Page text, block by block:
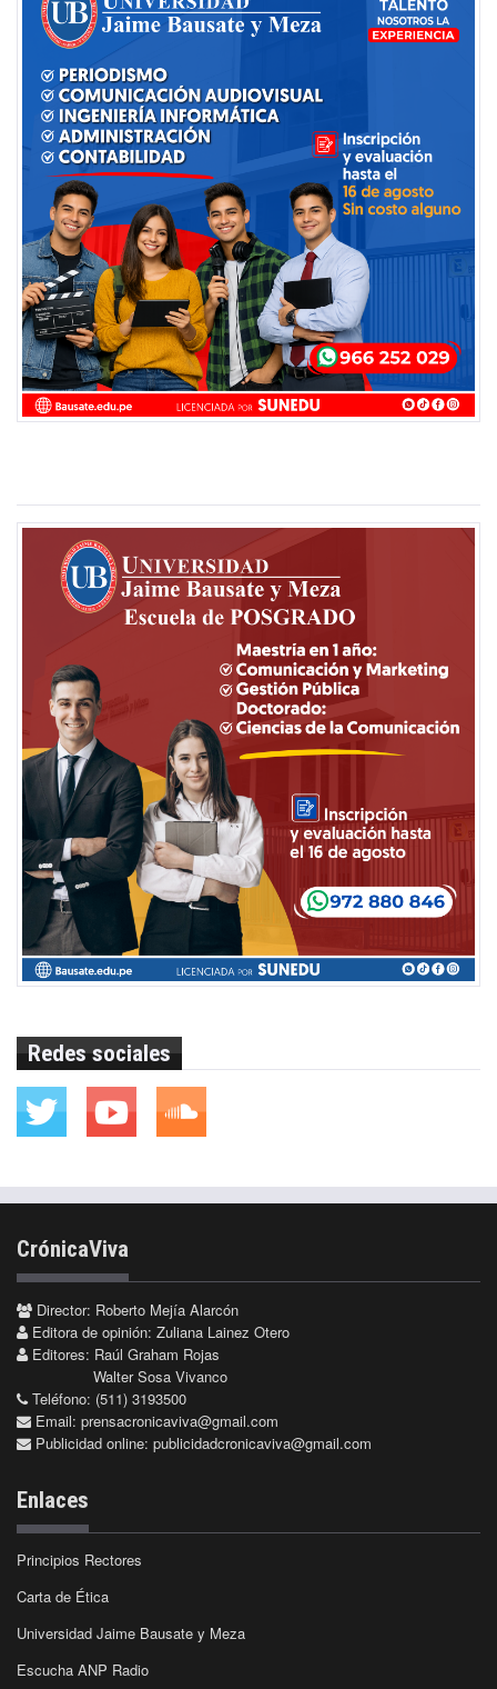
Redes sociales
CrónicaViva
Director: Roberto Mejía Alarcón
Editora de opinión: Zuliana Lainez Otero
Editores: Raúl Graham Rojas
Walter Sosa Vivanco
Teléfono: (511) 3193500
Email: prensacronicaviva@gmail.com
Publicidad online: publicidadcronicaviva@gmail.com
Enlaces
Principios Rectores
Carta de Ética
Universidad Jaime Bausate y Meza
Escucha ANP Radio